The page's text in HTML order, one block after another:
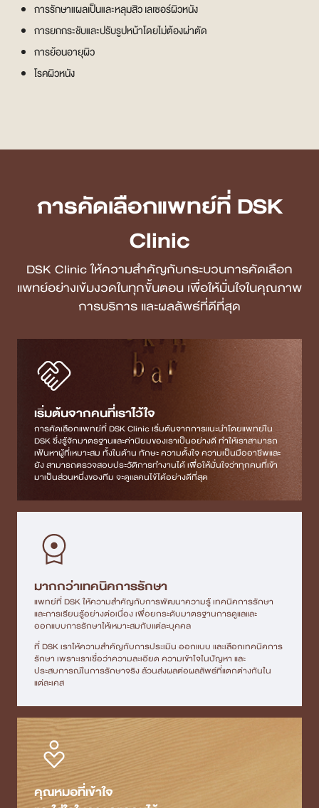
การรักษาแผลเป็นและหลุมสิว เลเซอร์ผิวหนัง
การยกกระชับและปรับรูปหน้าโดยไม่ต้องผ่าตัด
การย้อนอายุผิว
โรคผิวหนัง
การคัดเลือกแพทย์ที่ DSK
Clinic
DSK Clinic ให้ความสำคัญกับกระบวนการคัดเลือก
แพทย์อย่างเข้มงวดในทุกขั้นตอน เพื่อให้มั่นใจในคุณภาพ
การบริการ และผลลัพธ์ที่ดีที่สุด
เริ่มต้นจากคนที่เราไว้ใจ
การคัดเลือกแพทย์ที่ DSK Clinic เริ่มต้นจากการแนะนำโดยแพทย์ใน
DSK ซึ่งรู้จักมาตรฐานและค่านิยมของเราเป็นอย่างดี ทำให้เราสามารถ
เฟ้นหาผู้ที่เหมาะสม ทั้งในด้าน ทักษะ ความตั้งใจ ความเป็นมืออาชีพและ
ยัง สามารถตรวจสอบประวัติการทำงานได้ เพื่อให้มั่นใจว่าทุกคนที่เข้า
มาเป็นส่วนหนึ่งของทีม จะดูแลคนไข้ได้อย่างดีที่สุด
มากกว่าเทคนิคการรักษา
แพทย์ที่ DSK ให้ความสำคัญกับการพัฒนาความรู้ เทคนิคการรักษา
และการเรียนรู้อย่างต่อเนื่อง เพื่อยกระดับมาตรฐานการดูแลและ
ออกแบบการรักษาให้เหมาะสมกับแต่ละบุคคล
ที่ DSK เราให้ความสำคัญกับการประเมิน ออกแบบ และเลือกเทคนิคการ
รักษา เพราะเราเชื่อว่าความละเอียด ความเข้าใจในปัญหา และ
ประสบการณ์ในการรักษาจริง ล้วนส่งผลต่อผลลัพธ์ที่แตกต่างกันใน
แต่ละเคส
คุณหมอที่เข้าใจ